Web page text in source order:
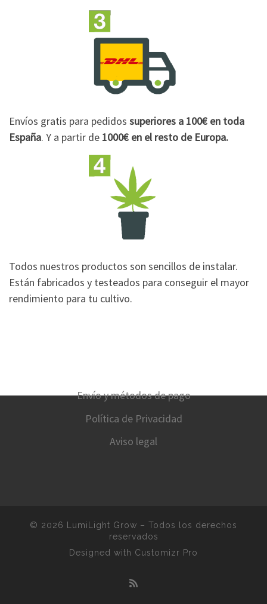
Envíos gratis para pedidos superiores a 100€ en toda
España. Y a partir de 1000€ en el resto de Europa.
Todos nuestros productos son sencillos de instalar.
Están fabricados y testeados para conseguir el mayor
rendimiento para tu cultivo.
Envío y métodos de pago
Política de Privacidad
Aviso legal
© 2026 LumiLight Grow – Todos los derechos
reservados
Designed with Customizr Pro